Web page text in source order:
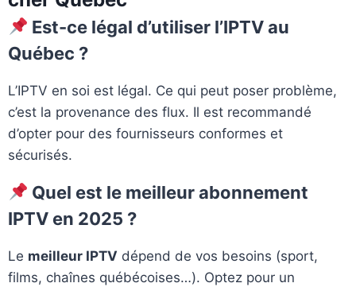
Est-ce légal d’utiliser l’IPTV au
Québec ?
L’IPTV en soi est légal. Ce qui peut poser problème,
c’est la provenance des flux. Il est recommandé
d’opter pour des fournisseurs conformes et
sécurisés.
Quel est le meilleur abonnement
IPTV en 2025 ?
Le meilleur IPTV dépend de vos besoins (sport,
films, chaînes québécoises…). Optez pour un